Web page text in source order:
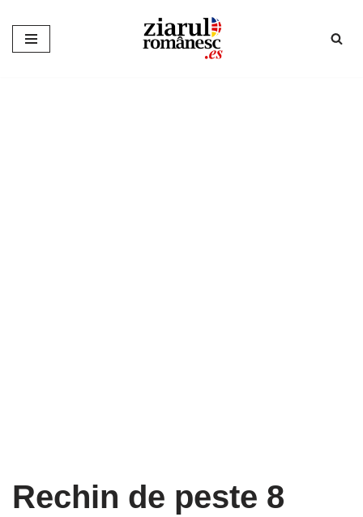
Sari
Rechin de peste 8